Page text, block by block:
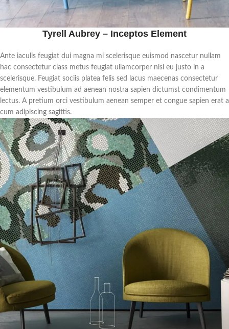
Tyrell Aubrey – Inceptos Element
Ante iaculis feugiat dui magna mi scelerisque euismod nascetur nullam
hac consectetur class metus feugiat ullamcorper nisl eu justo in a
scelerisque. Feugiat sociis platea felis sed lacus maecenas consectetur
elementum vestibulum ad aenean nostra sapien dictumst condimentum
lectus. A pretium orci vestibulum aenean semper et congue sapien erat a
cum adipiscing sagittis.